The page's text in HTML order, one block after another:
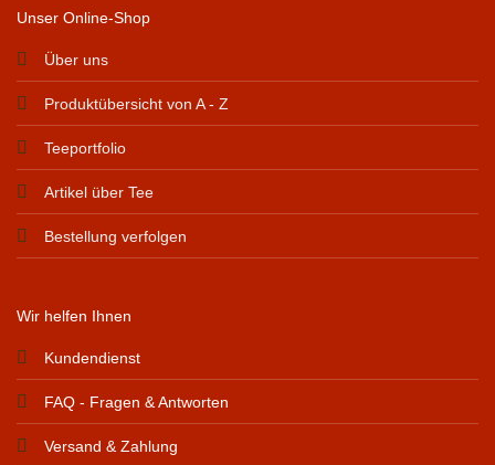
Unser Online-Shop
Über uns
Produktübersicht von A - Z
Teeportfolio
Artikel über Tee
Bestellung verfolgen
Wir helfen Ihnen
Kundendienst
FAQ - Fragen & Antworten
Versand & Zahlung